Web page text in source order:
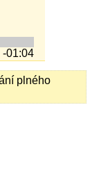
-01:04
plného